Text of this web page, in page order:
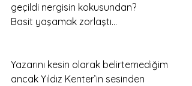
geçildi nergisin kokusundan?
Basit yaşamak zorlaştı…
Yazarını kesin olarak belirtemediğim
ancak Yıldız Kenter’in sesinden